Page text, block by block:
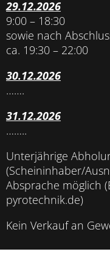
29.12.2026
9:00 – 18:30
sowie nach
ca. 19:30 – 22:00
30.12.2026
…….
31.12.2026
……..
Unterjährige
(Scheininhaber/
Absprache möglich
pyrotechnik.de)
Kein Verkauf an